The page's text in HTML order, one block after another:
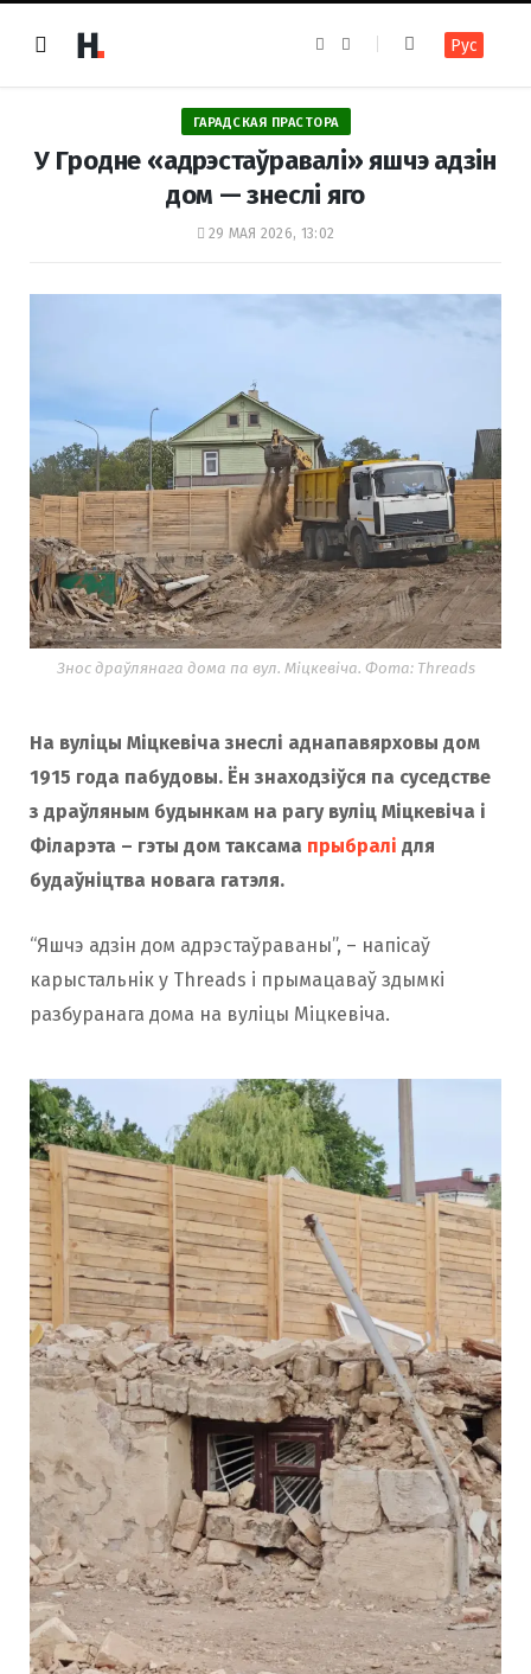
e
b
o
o
k
t
a
r
a
m
Рус
ГАРАДСКАЯ ПРАСТОРА
У Гродне «адрэстаўравалі» яшчэ адзін
дом — знеслі яго
29 МАЯ 2026, 13:02
Знос драўлянага дома па вул. Міцкевіча. Фота: Threads
На вуліцы Міцкевіча знеслі аднапавярховы дом
1915 года пабудовы. Ён знаходзіўся па суседстве
з драўляным будынкам на рагу вуліц Міцкевіча і
Філарэта – гэты дом таксама прыбралі для
будаўніцтва новага гатэля.
“Яшчэ адзін дом адрэстаўраваны”, – напісаў
карыстальнік у Threads і прымацаваў здымкі
разбуранага дома на вуліцы Міцкевіча.